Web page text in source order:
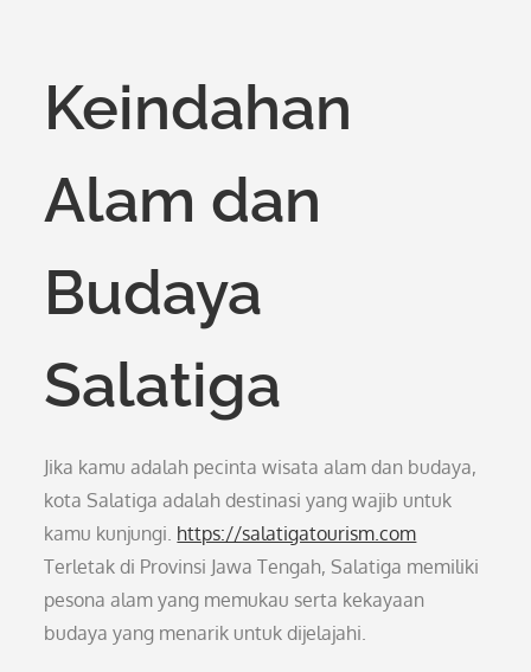
Keindahan
Alam dan
Budaya
Salatiga
Jika kamu adalah pecinta wisata alam dan budaya,
kota Salatiga adalah destinasi yang wajib untuk
kamu kunjungi. https://salatigatourism.com
Terletak di Provinsi Jawa Tengah, Salatiga memiliki
pesona alam yang memukau serta kekayaan
budaya yang menarik untuk dijelajahi.